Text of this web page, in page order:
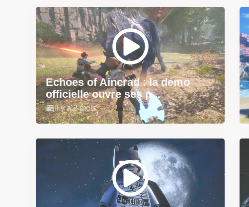
Echoes of Aincrad : la démo
officielle ouvre ses p...
Il y a 2 mois